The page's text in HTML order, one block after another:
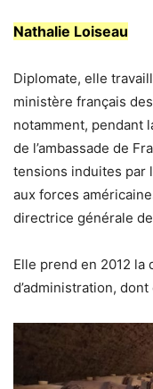
Nathalie Loiseau
Diplomate, elle
ministère français
notamment, pendant
de l’ambassade de
tensions induites par
aux forces
directrice générale de
Elle prend en 2012 la
d’administration,